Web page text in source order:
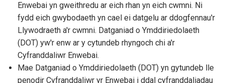
Enwebai yn gweithredu ar eich rhan yn eich cwmni. Ni
fydd eich gwybodaeth yn cael ei datgelu ar ddogfennau'r
Llywodraeth a'r cwmni. Datganiad o Ymddiriedolaeth
(DOT) yw'r enw ar y cytundeb rhyngoch chi a'r
Cyfranddaliwr Enwebai.
Mae Datganiad o Ymddiriedolaeth (DOT) yn gytundeb lle
penodir Cyfranddaliwr yr Enwebai i ddal cyfranddaliadau